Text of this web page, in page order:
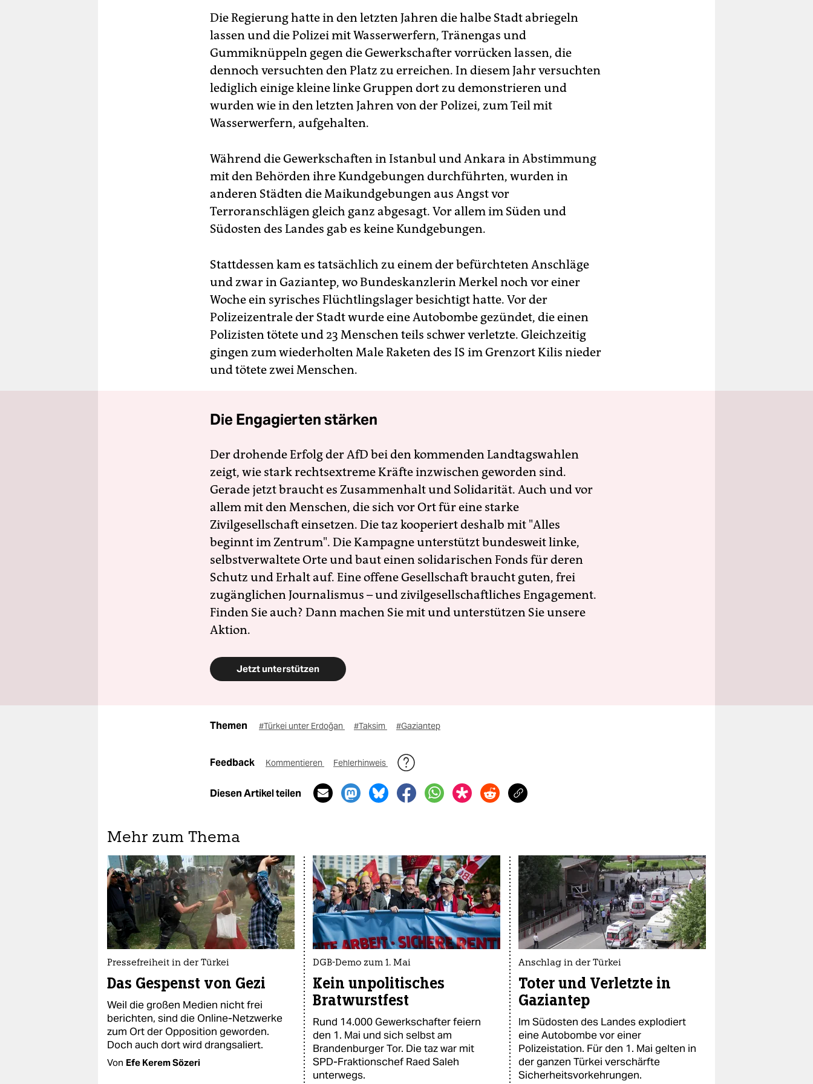
Die Regierung hatte in den letzten Jahren die halbe Stadt abriegeln
lassen und die Polizei mit Wasserwerfern, Tränengas und
Gummiknüppeln gegen die Gewerkschafter vorrücken lassen, die
dennoch versuchten den Platz zu erreichen. In diesem Jahr versuchten
lediglich einige kleine linke Gruppen dort zu demonstrieren und
wurden wie in den letzten Jahren von der Polizei, zum Teil mit
Wasserwerfern, aufgehalten.
Während die Gewerkschaften in Istanbul und Ankara in Abstimmung
mit den Behörden ihre Kundgebungen durchführten, wurden in
anderen Städten die Maikundgebungen aus Angst vor
Terroranschlägen gleich ganz abgesagt. Vor allem im Süden und
Südosten des Landes gab es keine Kundgebungen.
Stattdessen kam es tatsächlich zu einem der befürchteten Anschläge
und zwar in Gaziantep, wo Bundeskanzlerin Merkel noch vor einer
Woche ein syrisches Flüchtlingslager besichtigt hatte. Vor der
Polizeizentrale der Stadt wurde eine Autobombe gezündet, die einen
Polizisten tötete und 23 Menschen teils schwer verletzte. Gleichzeitig
gingen zum wiederholten Male Raketen des IS im Grenzort Kilis nieder
und tötete zwei Menschen.
Die Engagierten stärken
Der drohende Erfolg der AfD bei den kommenden Landtagswahlen
zeigt, wie stark rechtsextreme Kräfte inzwischen geworden sind.
Gerade jetzt braucht es Zusammenhalt und Solidarität. Auch und vor
allem mit den Menschen, die sich vor Ort für eine starke
Zivilgesellschaft einsetzen. Die taz kooperiert deshalb mit "Alles
beginnt im Zentrum". Die Kampagne unterstützt bundesweit linke,
selbstverwaltete Orte und baut einen solidarischen Fonds für deren
Schutz und Erhalt auf. Eine offene Gesellschaft braucht guten, frei
zugänglichen Journalismus – und zivilgesellschaftliches Engagement.
Finden Sie auch? Dann machen Sie mit und unterstützen Sie unsere
Aktion.
Jetzt unterstützen
Themen #Türkei unter Erdoğan #Taksim #Gaziantep
Feedback Kommentieren Fehlerhinweis
Diesen Artikel teilen
Mehr zum Thema
Pressefreiheit in der Türkei
Das Gespenst von Gezi
Weil die großen Medien nicht frei
berichten, sind die Online-Netzwerke
zum Ort der Opposition geworden.
Doch auch dort wird drangsaliert.
Von Efe Kerem Sözeri
DGB-Demo zum 1. Mai
Kein unpolitisches
Bratwurstfest
Rund 14.000 Gewerkschafter feiern
den 1. Mai und sich selbst am
Brandenburger Tor. Die taz war mit
SPD-Fraktionschef Raed Saleh
unterwegs.
Anschlag in der Türkei
Toter und Verletzte in
Gaziantep
Im Südosten des Landes explodiert
eine Autobombe vor einer
Polizeistation. Für den 1. Mai gelten in
der ganzen Türkei verschärfte
Sicherheitsvorkehrungen.